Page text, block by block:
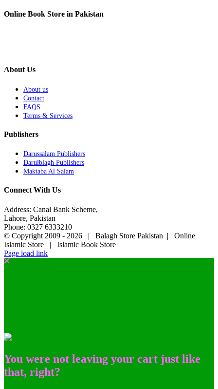
Online Book Store in Pakistan
About Us
About us
Contact
FAQS
Terms & Services
Publishers
Darussalam Publishers
Darulblagh Publishers
Maktaba Al Salam
Connect With Us
Address: Canal Bank Scheme,
Lahore, Pakistan
Phone: 0327 6333210
© Copyright 2009 - 2026 | Balagh Store Pakistan | Online
Islamic Store | Islamic Book Store
Page load link
You were not leaving your cart just like
that, right?